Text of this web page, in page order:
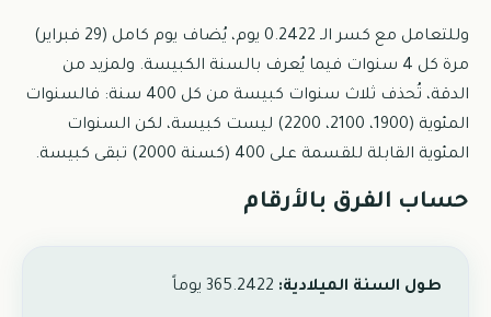
وللتعامل مع كسر الـ 0.2422 يوم، يُضاف يوم كامل (29 فبراير)
مرة كل 4 سنوات فيما يُعرف بالسنة الكبيسة. ولمزيد من
الدقة، تُحذف ثلاث سنوات كبيسة من كل 400 سنة: فالسنوات
المئوية (1900، 2100، 2200) ليست كبيسة، لكن السنوات
المئوية القابلة للقسمة على 400 (كسنة 2000) تبقى كبيسة.
حساب الفرق بالأرقام
طول السنة الميلادية: